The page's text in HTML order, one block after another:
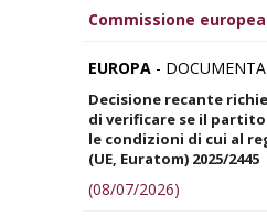
Commissione europea
EUROPA -
Decisione recante
di verificare se il
le condizioni di cui al
(UE, Euratom) 2025/2445
(08/07/2026)